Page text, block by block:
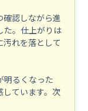
確認しながら進
た。仕上がりは
れを落として
明るくなった
しています。次